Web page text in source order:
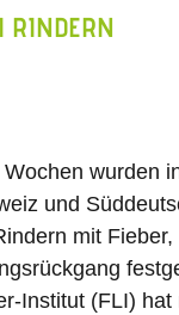
RINDERN
wurden
und
mit Fieber,
Institut (FLI) hat